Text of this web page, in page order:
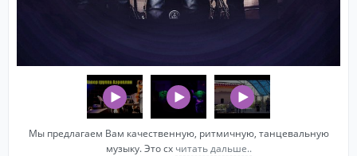
Мы предлагаем Вам качественную, ритмичную, танцевальную
музыку. Это сх читать дальше..